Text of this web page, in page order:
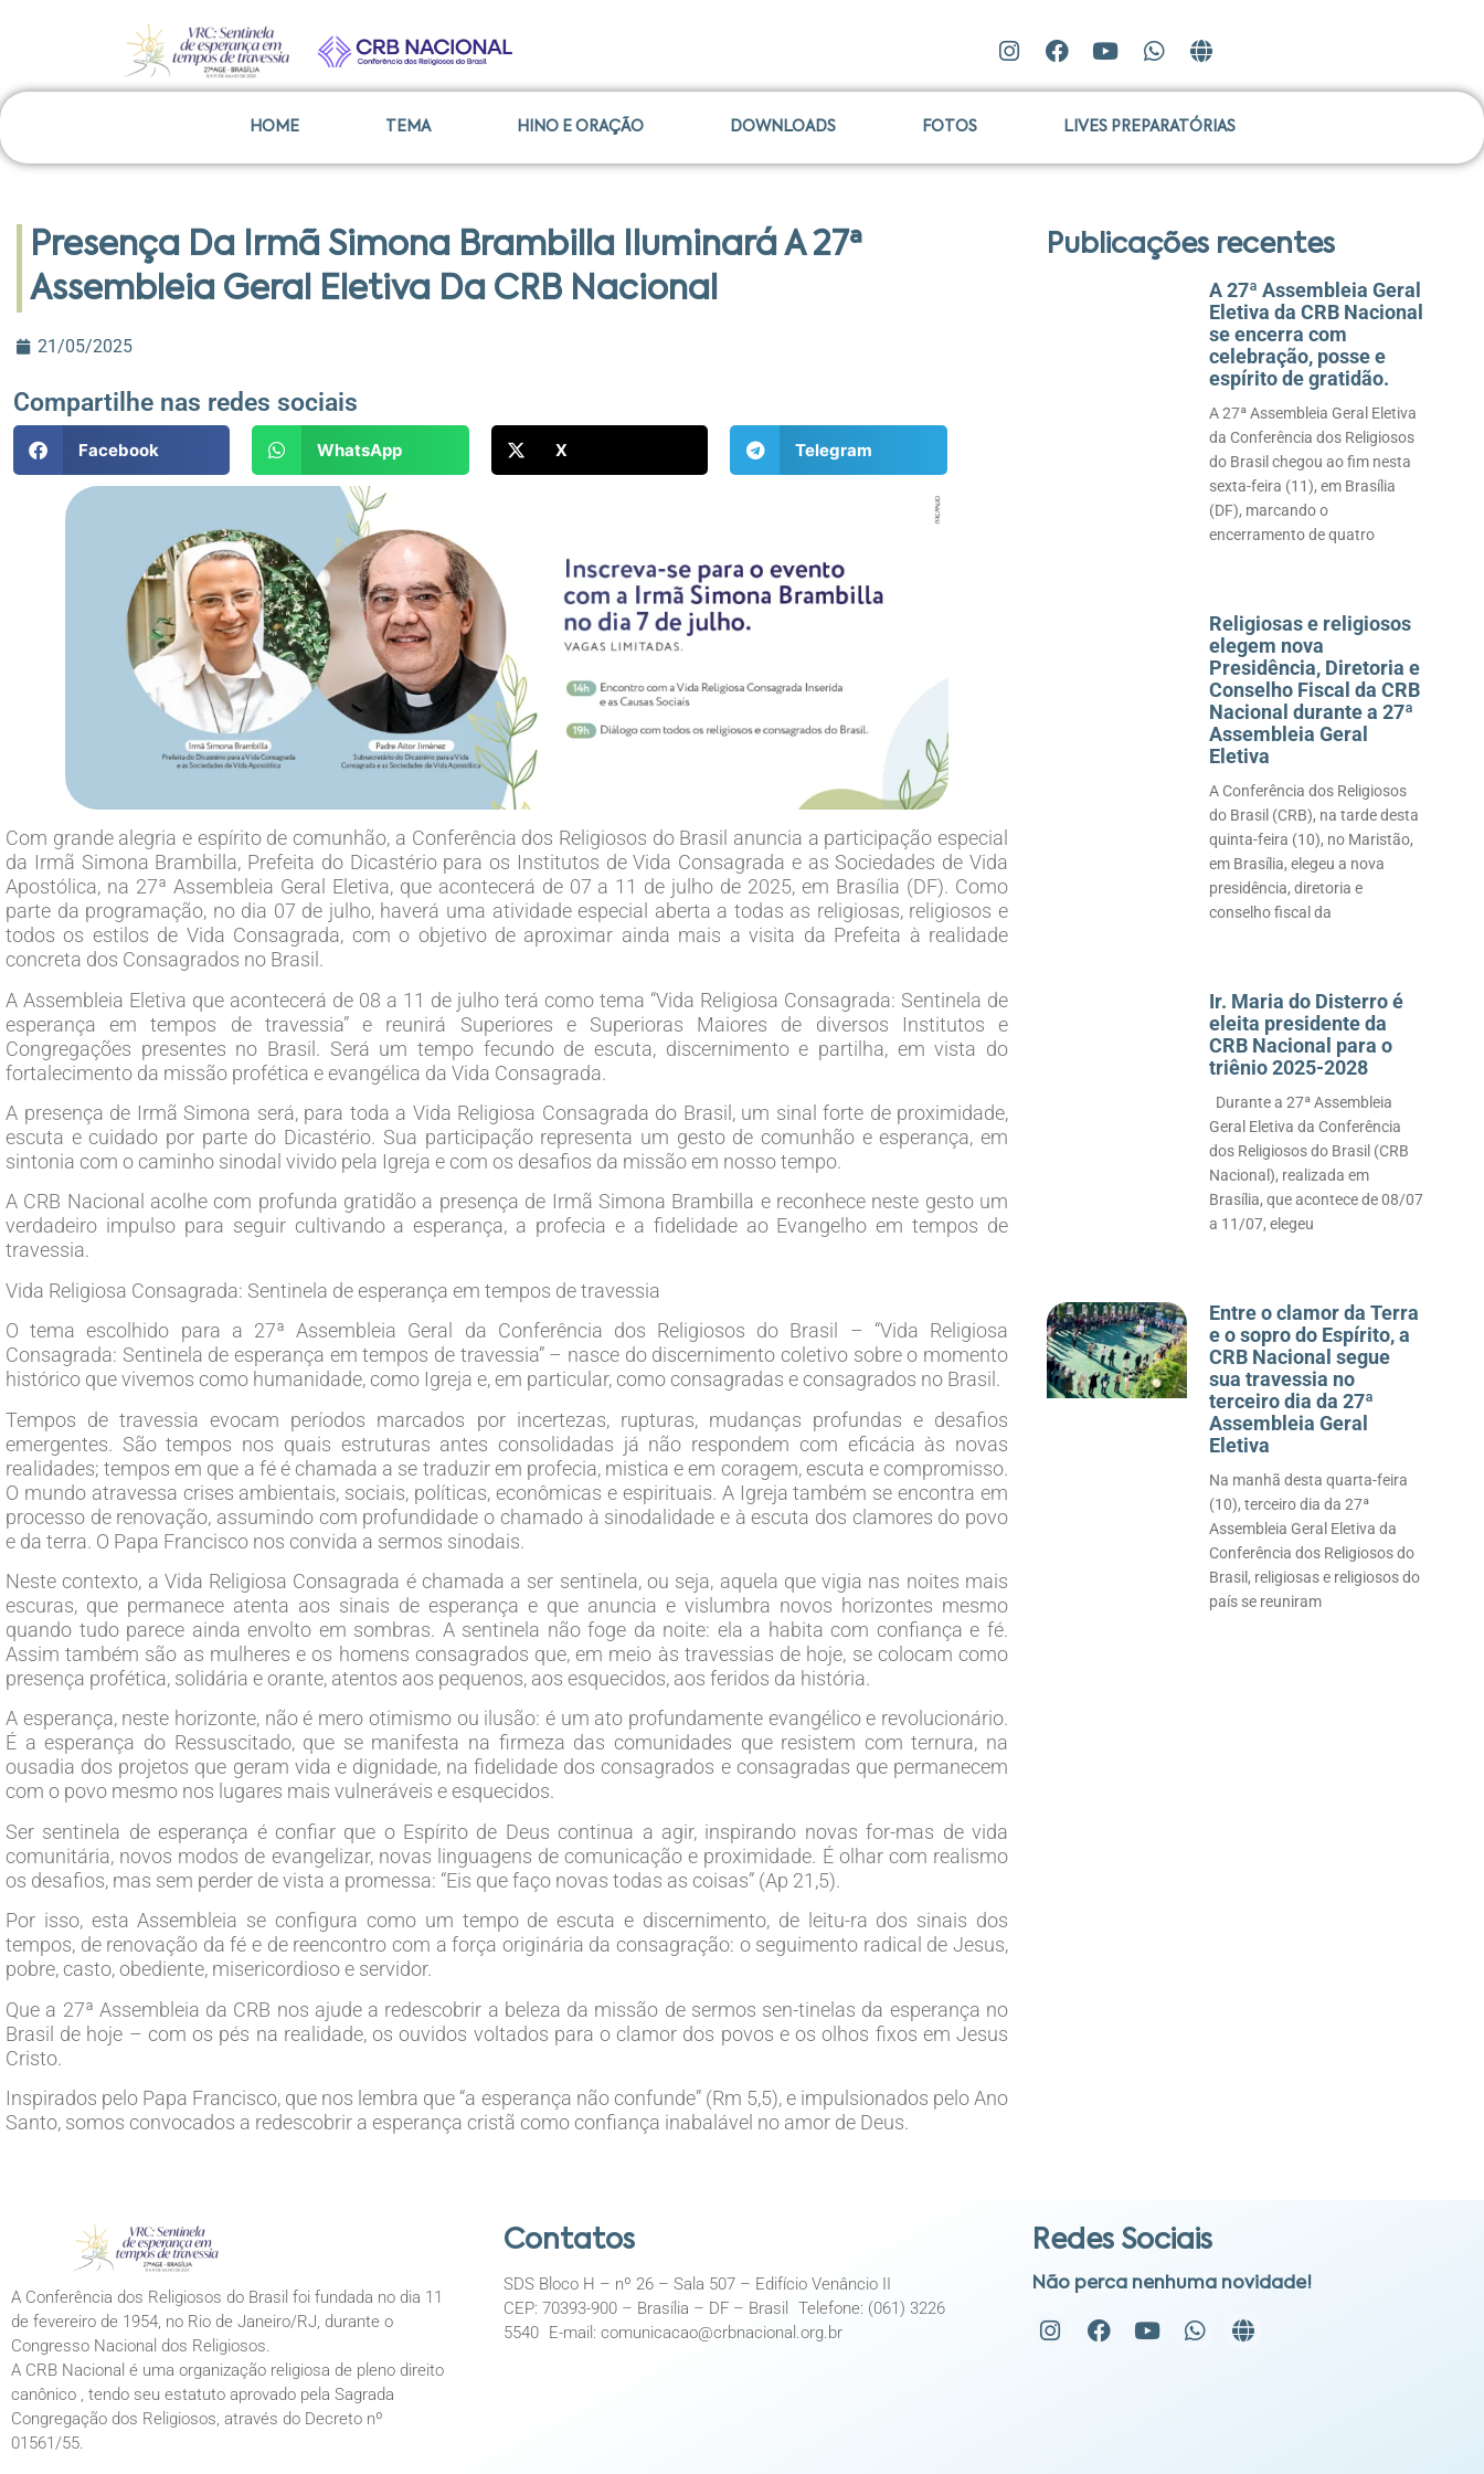
HOME TEMA HINO E ORAÇÃO DOWNLOADS FOTOS LIVES PREPARATÓRIAS
Presença Da Irmã Simona Brambilla Iluminará A 27ª
Assembleia Geral Eletiva Da CRB Nacional
21/05/2025
Compartilhe nas redes sociais
Facebook WhatsApp X Telegram
Com grande alegria e espírito de comunhão, a Conferência dos Religiosos do Brasil anuncia a participação especial
da Irmã Simona Brambilla, Prefeita do Dicastério para os Institutos de Vida Consagrada e as Sociedades de Vida
Apostólica, na 27ª Assembleia Geral Eletiva, que acontecerá de 07 a 11 de julho de 2025, em Brasília (DF). Como
parte da programação, no dia 07 de julho, haverá uma atividade especial aberta a todas as religiosas, religiosos e
todos os estilos de Vida Consagrada, com o objetivo de aproximar ainda mais a visita da Prefeita à realidade
concreta dos Consagrados no Brasil.
A Assembleia Eletiva que acontecerá de 08 a 11 de julho terá como tema “Vida Religiosa Consagrada: Sentinela de
esperança em tempos de travessia” e reunirá Superiores e Superioras Maiores de diversos Institutos e
Congregações presentes no Brasil. Será um tempo fecundo de escuta, discernimento e partilha, em vista do
fortalecimento da missão profética e evangélica da Vida Consagrada.
A presença de Irmã Simona será, para toda a Vida Religiosa Consagrada do Brasil, um sinal forte de proximidade,
escuta e cuidado por parte do Dicastério. Sua participação representa um gesto de comunhão e esperança, em
sintonia com o caminho sinodal vivido pela Igreja e com os desafios da missão em nosso tempo.
A CRB Nacional acolhe com profunda gratidão a presença de Irmã Simona Brambilla e reconhece neste gesto um
verdadeiro impulso para seguir cultivando a esperança, a profecia e a fidelidade ao Evangelho em tempos de
travessia.
Vida Religiosa Consagrada: Sentinela de esperança em tempos de travessia
O tema escolhido para a 27ª Assembleia Geral da Conferência dos Religiosos do Brasil – “Vida Religiosa
Consagrada: Sentinela de esperança em tempos de travessia” – nasce do discernimento coletivo sobre o momento
histórico que vivemos como humanidade, como Igreja e, em particular, como consagradas e consagrados no Brasil.
Tempos de travessia evocam períodos marcados por incertezas, rupturas, mudanças profundas e desafios
emergentes. São tempos nos quais estruturas antes consolidadas já não respondem com eficácia às novas
realidades; tempos em que a fé é chamada a se traduzir em profecia, mistica e em coragem, escuta e compromisso.
O mundo atravessa crises ambientais, sociais, políticas, econômicas e espirituais. A Igreja também se encontra em
processo de renovação, assumindo com profundidade o chamado à sinodalidade e à escuta dos clamores do povo
e da terra. O Papa Francisco nos convida a sermos sinodais.
Neste contexto, a Vida Religiosa Consagrada é chamada a ser sentinela, ou seja, aquela que vigia nas noites mais
escuras, que permanece atenta aos sinais de esperança e que anuncia e vislumbra novos horizontes mesmo
quando tudo parece ainda envolto em sombras. A sentinela não foge da noite: ela a habita com confiança e fé.
Assim também são as mulheres e os homens consagrados que, em meio às travessias de hoje, se colocam como
presença profética, solidária e orante, atentos aos pequenos, aos esquecidos, aos feridos da história.
A esperança, neste horizonte, não é mero otimismo ou ilusão: é um ato profundamente evangélico e revolucionário.
É a esperança do Ressuscitado, que se manifesta na firmeza das comunidades que resistem com ternura, na
ousadia dos projetos que geram vida e dignidade, na fidelidade dos consagrados e consagradas que permanecem
com o povo mesmo nos lugares mais vulneráveis e esquecidos.
Ser sentinela de esperança é confiar que o Espírito de Deus continua a agir, inspirando novas for-mas de vida
comunitária, novos modos de evangelizar, novas linguagens de comunicação e proximidade. É olhar com realismo
os desafios, mas sem perder de vista a promessa: “Eis que faço novas todas as coisas” (Ap 21,5).
Por isso, esta Assembleia se configura como um tempo de escuta e discernimento, de leitu-ra dos sinais dos
tempos, de renovação da fé e de reencontro com a força originária da consagração: o seguimento radical de Jesus,
pobre, casto, obediente, misericordioso e servidor.
Que a 27ª Assembleia da CRB nos ajude a redescobrir a beleza da missão de sermos sen-tinelas da esperança no
Brasil de hoje – com os pés na realidade, os ouvidos voltados para o clamor dos povos e os olhos fixos em Jesus
Cristo.
Inspirados pelo Papa Francisco, que nos lembra que “a esperança não confunde” (Rm 5,5), e impulsionados pelo Ano
Santo, somos convocados a redescobrir a esperança cristã como confiança inabalável no amor de Deus.
Publicações recentes
A 27ª Assembleia Geral
Eletiva da CRB Nacional
se encerra com
celebração, posse e
espírito de gratidão.
A 27ª Assembleia Geral Eletiva
da Conferência dos Religiosos
do Brasil chegou ao fim nesta
sexta-feira (11), em Brasília
(DF), marcando o
encerramento de quatro
Religiosas e religiosos
elegem nova
Presidência, Diretoria e
Conselho Fiscal da CRB
Nacional durante a 27ª
Assembleia Geral
Eletiva
A Conferência dos Religiosos
do Brasil (CRB), na tarde desta
quinta-feira (10), no Maristão,
em Brasília, elegeu a nova
presidência, diretoria e
conselho fiscal da
Ir. Maria do Disterro é
eleita presidente da
CRB Nacional para o
triênio 2025-2028
Durante a 27ª Assembleia
Geral Eletiva da Conferência
dos Religiosos do Brasil (CRB
Nacional), realizada em
Brasília, que acontece de 08/07
a 11/07, elegeu
Entre o clamor da Terra
e o sopro do Espírito, a
CRB Nacional segue
sua travessia no
terceiro dia da 27ª
Assembleia Geral
Eletiva
Na manhã desta quarta-feira
(10), terceiro dia da 27ª
Assembleia Geral Eletiva da
Conferência dos Religiosos do
Brasil, religiosas e religiosos do
país se reuniram
A Conferência dos Religiosos do Brasil foi fundada no dia 11
de fevereiro de 1954, no Rio de Janeiro/RJ, durante o
Congresso Nacional dos Religiosos.
A CRB Nacional é uma organização religiosa de pleno direito
canônico , tendo seu estatuto aprovado pela Sagrada
Congregação dos Religiosos, através do Decreto nº
01561/55.
Contatos
SDS Bloco H – nº 26 – Sala 507 – Edifício Venâncio II
CEP: 70393-900 – Brasília – DF – Brasil Telefone: (061) 3226
5540 E-mail: comunicacao@crbnacional.org.br
Redes Sociais
Não perca nenhuma novidade!